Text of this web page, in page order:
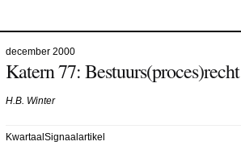
december 2000
Katern 77: Bestuurs(proces)recht
H.B. Winter
KwartaalSignaalartikel